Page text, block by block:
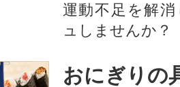
運動不足を解
ュしませんか？
おにぎりの